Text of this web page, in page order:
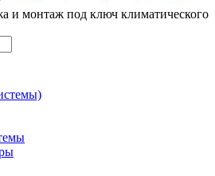
и монтаж под ключ климатического